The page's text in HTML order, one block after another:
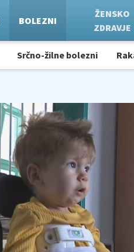
BOLEZNI
ŽENSKO
ZDRAVJE
Srčno-žilne bolezni